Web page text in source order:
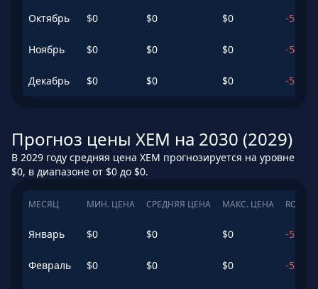
Октябрь $0 $0 $0 -53.89
Ноябрь $0 $0 $0 -54.61
Декабрь $0 $0 $0 -55.66
Прогноз цены XEM на 2030 (2029)
В 2029 году средняя цена XEM прогнозируется на уровне
$0, в диапазоне от $0 до $0.
МЕСЯЦ МИН. ЦЕНА СРЕДНЯЯ ЦЕНА МАКС. ЦЕНА ROI
Январь $0 $0 $0 -55.68
Февраль $0 $0 $0 -55.59